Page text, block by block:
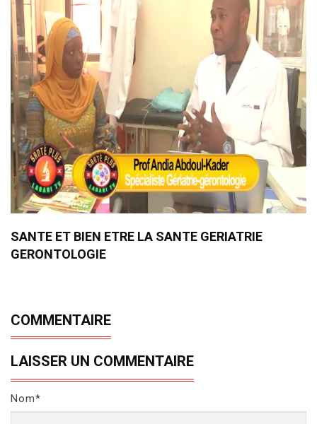
SANTE ET BIEN ETRE LA SANTE GERIATRIE
GERONTOLOGIE
COMMENTAIRE
LAISSER UN COMMENTAIRE
Nom*